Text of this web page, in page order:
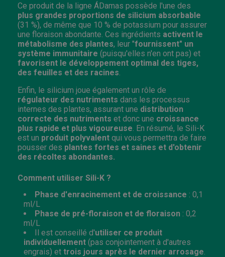
Ce produit de la ligne ÁDamas possède l'une des
plus grandes proportions de silicium absorbable
(31 %), de même que 10 % de potassium pour assurer
une floraison abondante. Ces ingrédients activent le
métabolisme des plantes, leur "fournissent" un
système immunitaire (puisqu'elles n'en ont pas) et
favorisent le développement optimal des tiges,
des feuilles et des racines
Enfin, le silicium joue également un rôle de
régulateur des nutriments dans les processus
internes des plantes, assurant une distribution
correcte des nutriments et donc une croissance
plus rapide et plus vigoureuse . En résumé, le Sili-K
est un produit polyvalent qui vous permettra de faire
pousser des plantes fortes et saines et d'obtenir
des récoltes abondantes.
Comment utiliser Sili-K ?
Phase d'enracinement et de croissance : 0,1
ml/L
Phase de pré-floraison et de floraison : 0,2
ml/L
Il est conseillé d'utiliser ce produit
individuellement (pas conjointement à d'autres
engrais) et trois jours après le dernier arrosage